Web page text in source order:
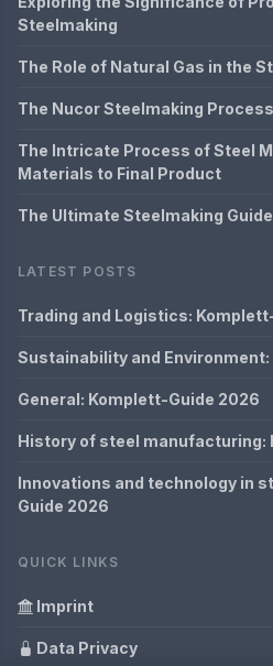
Steelmaking
The Role of Natural Gas in the
The Nucor Steelmaking
The Intricate Process of Steel
Materials to Final Product
The Ultimate Steelmaking
LATEST POSTS
Trading and Logistics:
Sustainability and
General: Komplett-Guide 2026
History of steel manufacturing:
Innovations and technology in
Guide 2026
QUICK LINKS
Imprint
Data Privacy